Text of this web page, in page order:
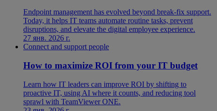
Endpoint management has evolved beyond break-fix support.
Today, it helps IT teams automate routine tasks, prevent
disruptions, and elevate the digital employee experience.
27 янв. 2026 г.
Connect and support people
How to maximize ROI from your IT budget
Learn how IT leaders can improve ROI by shifting to
proactive IT, using AI where it counts, and reducing tool
sprawl with TeamViewer ONE.